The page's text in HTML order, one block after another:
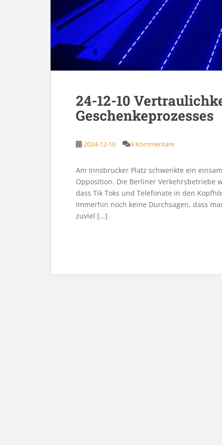
24-12-10
Geschenkeprozesses
2024-12-10 4 Kommentare
Am Innsbrucker Platz schwenkte ein
Opposition. Die Berliner Verkehrsbetriebe
dass Tik Toks und Telefonate in den
Immerhin noch keine Durchsagen, dass
zuviel […]